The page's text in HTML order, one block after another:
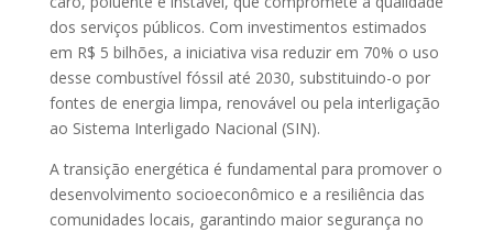
dos serviços públicos. Com investimentos estimados
em R$ 5 bilhões, a iniciativa visa reduzir em 70% o uso
desse combustível fóssil até 2030, substituindo-o por
fontes de energia limpa, renovável ou pela interligação
ao Sistema Interligado Nacional (SIN).
A transição energética é fundamental para promover o
desenvolvimento socioeconômico e a resiliência das
comunidades locais, garantindo maior segurança no